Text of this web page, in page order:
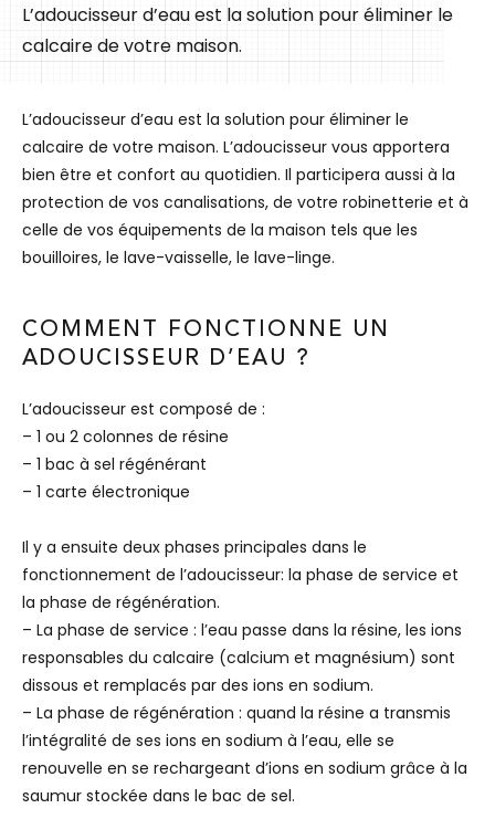
L’adoucisseur d’eau est la solution pour éliminer le
calcaire de votre maison.
L’adoucisseur d’eau est la solution pour éliminer le
calcaire de votre maison. L’adoucisseur vous apportera
bien être et confort au quotidien. Il participera aussi à la
protection de vos canalisations, de votre robinetterie et à
celle de vos équipements de la maison tels que les
bouilloires, le lave-vaisselle, le lave-linge.
COMMENT FONCTIONNE UN
ADOUCISSEUR D’EAU ?
L’adoucisseur est composé de :
– 1 ou 2 colonnes de résine
– 1 bac à sel régénérant
– 1 carte électronique
Il y a ensuite deux phases principales dans le
fonctionnement de l’adoucisseur: la phase de service et
la phase de régénération.
– La phase de service : l’eau passe dans la résine, les ions
responsables du calcaire (calcium et magnésium) sont
dissous et remplacés par des ions en sodium.
– La phase de régénération : quand la résine a transmis
l’intégralité de ses ions en sodium à l’eau, elle se
renouvelle en se rechargeant d’ions en sodium grâce à la
saumur stockée dans le bac de sel.